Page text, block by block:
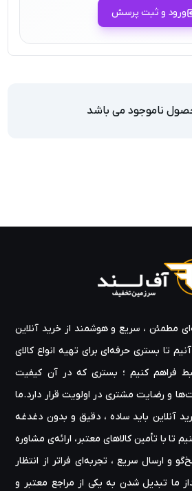
ورود و ثبت پرسش
ناموجود می باشد
مطمئن ، سریع و هوشمند از خرید آنلاین
تا بستری حرفه‌ای برای تهیه‌ انواع کالای
فراهم کنیم ؛ بستری که در آن کیفیت
و رضایت مشتری در اولویت قرار دارد.ما
آنلاین باید ساده ، دقیق و بدون دغدغه
تا با تأمین کالاهای معتبر، ارائه‌ی مشاوره‌
و ارسال سریع ، تجربه‌ای فراتر از انتظار
ما تبدیل شدن به یکی از مراجع معتبر و